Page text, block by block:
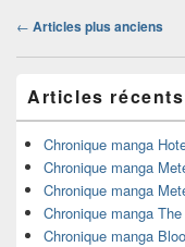
Navigation
articles
← Articles plus anciens
principale
de
widget
pour
barre
latérale
Articles récents
Chronique manga
Chronique manga
Chronique manga
Chronique manga
Chronique manga